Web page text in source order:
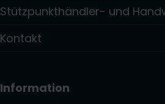
Stützpunkthändler- und
Kontakt
Information